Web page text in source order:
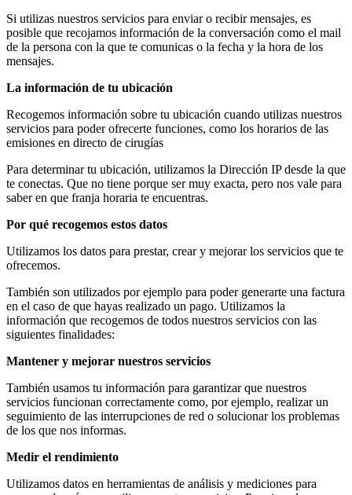
Si utilizas nuestros servicios para enviar o recibir mensajes, es
posible que recojamos información de la conversación como el mail
de la persona con la que te comunicas o la fecha y la hora de los
mensajes.
La información de tu ubicación
Recogemos información sobre tu ubicación cuando utilizas nuestros
servicios para poder ofrecerte funciones, como los horarios de las
emisiones en directo de cirugías
Para determinar tu ubicación, utilizamos la Dirección IP desde la que
te conectas. Que no tiene porque ser muy exacta, pero nos vale para
saber en que franja horaria te encuentras.
Por qué recogemos estos datos
Utilizamos los datos para prestar, crear y mejorar los servicios que te
ofrecemos.
También son utilizados por ejemplo para poder generarte una factura
en el caso de que hayas realizado un pago. Utilizamos la
información que recogemos de todos nuestros servicios con las
siguientes finalidades:
Mantener y mejorar nuestros servicios
También usamos tu información para garantizar que nuestros
servicios funcionan correctamente como, por ejemplo, realizar un
seguimiento de las interrupciones de red o solucionar los problemas
de los que nos informas.
Medir el rendimiento
Utilizamos datos en herramientas de análisis y mediciones para